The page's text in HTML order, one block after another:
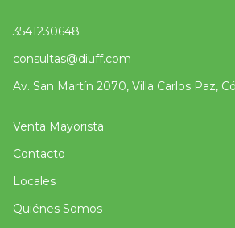
3541230648
consultas@diuff.com
Av. San Martín 2070, Villa Carlos Paz,
Venta Mayorista
Contacto
Locales
Quiénes Somos